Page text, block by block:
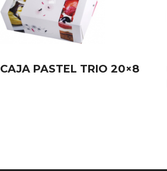
CAJA PASTEL TRIO 20×8